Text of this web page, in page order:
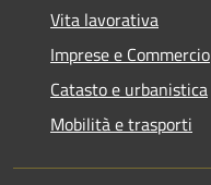
Vita lavorativa
Imprese e Commercio
Catasto e urbanistica
Mobilità e trasporti